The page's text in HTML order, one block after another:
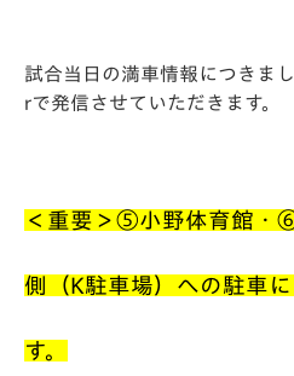
試合当日の満車情報につきま
rで発信させていただきます。
＜重要＞⑤小野体育館・
側（K駐車場）への駐車
す。